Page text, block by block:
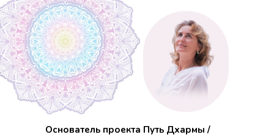
Основатель проекта Путь Дхармы /